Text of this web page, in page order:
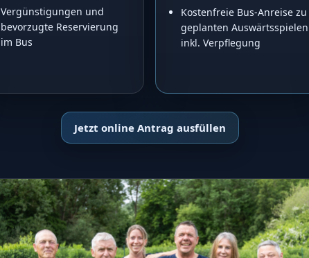
Vergünstigungen und
bevorzugte Reservierung
im Bus
Kostenfreie Bus-Anreise zu
geplanten Auswärtsspielen
inkl. Verpflegung
Jetzt online Antrag ausfüllen